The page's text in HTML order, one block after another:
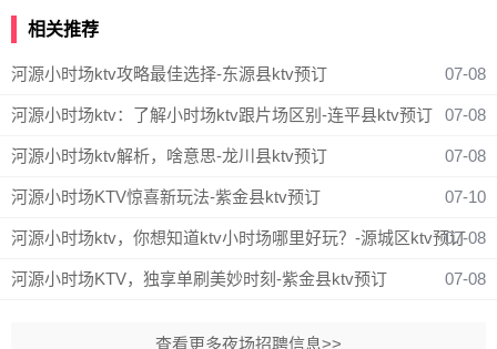
相关推荐
河源小时场ktv攻略最佳选择-东源县ktv预订 07-08
河源小时场ktv：了解小时场ktv跟片场区别-连平县ktv预订 07-08
河源小时场ktv解析，啥意思-龙川县ktv预订 07-08
河源小时场KTV惊喜新玩法-紫金县ktv预订 07-10
河源小时场ktv，你想知道ktv小时场哪里好玩？-源城区ktv预订07-08
河源小时场KTV，独享单刷美妙时刻-紫金县ktv预订 07-08
查看更多夜场招聘信息>>